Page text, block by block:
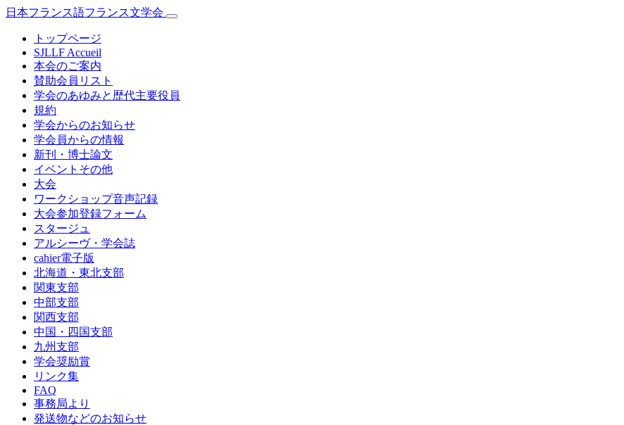
日本フランス語フランス文学会
トップページ
SJLLF Accueil
本会のご案内
賛助会員リスト
学会のあゆみと歴代主要役員
規約
学会からのお知らせ
学会員からの情報
新刊・博士論文
イベントその他
大会
ワークショップ音声記録
大会参加登録フォーム
スタージュ
アルシーヴ・学会誌
cahier電子版
北海道・東北支部
関東支部
中部支部
関西支部
中国・四国支部
九州支部
学会奨励賞
リンク集
FAQ
事務局より
発送物などのお知らせ